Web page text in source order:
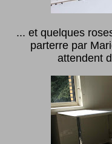
... et quelques
parterre par
attendent